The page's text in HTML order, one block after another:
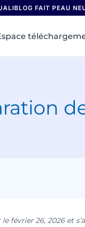
FAIT PEAU
février 26, 2026 et